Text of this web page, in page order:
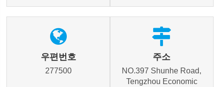
우편번호
277500
주소
NO.397 Shunhe Road,
Tengzhou Economic